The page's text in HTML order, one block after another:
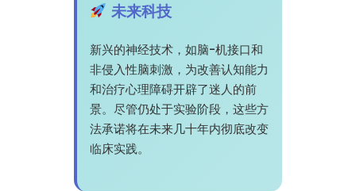
未来科技
新兴的神经技术，如脑-机接口和
非侵入性脑刺激，为改善认知能力
和治疗心理障碍开辟了迷人的前
景。尽管仍处于实验阶段，这些方
法承诺将在未来几十年内彻底改变
临床实践。